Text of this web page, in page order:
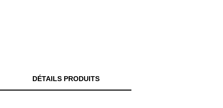
DÉTAILS PRODUITS